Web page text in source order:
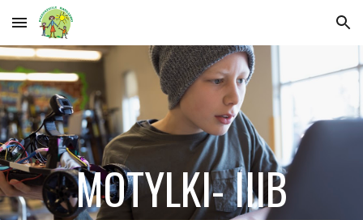
Skip to main content Skip to navigation
MOTYLKI- IIIB